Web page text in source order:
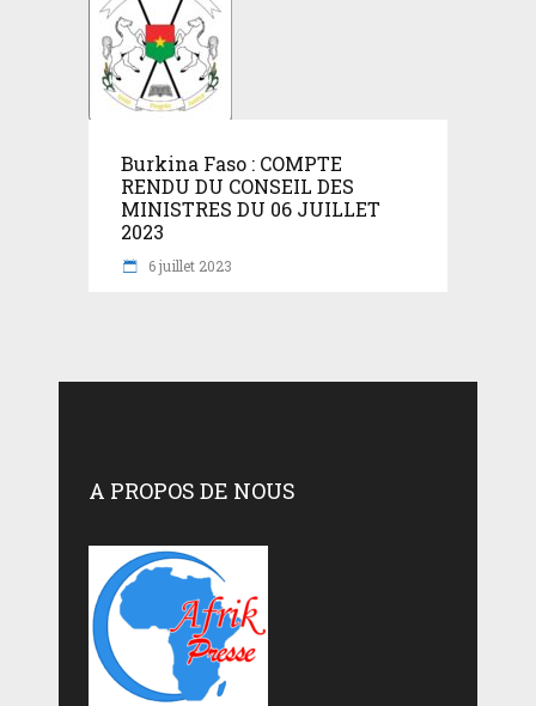
Burkina Faso : COMPTE
RENDU DU CONSEIL DES
MINISTRES DU 06 JUILLET
2023
6 juillet 2023
A PROPOS DE NOUS